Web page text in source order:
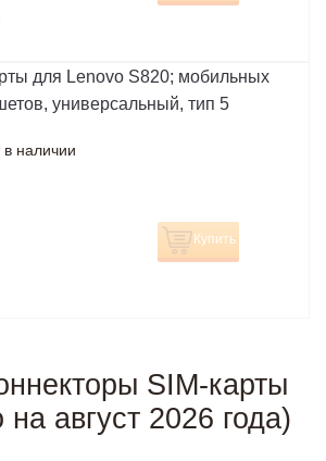
для Lenovo S820; мобильных
универсальный, тип 5
в наличии
Купить
SIM-карты
на август 2026 года)